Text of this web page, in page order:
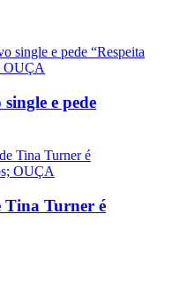
e pede
Tina Turner é